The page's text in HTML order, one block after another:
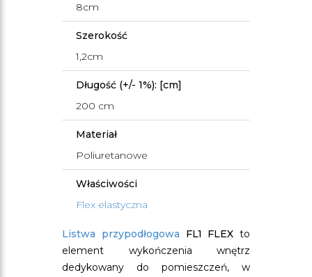
8cm
Szerokość
1,2cm
Długość (+/- 1%): [cm]
200 cm
Materiał
Poliuretanowe
Właściwości
Flex elastyczna
Listwa przypodłogowa FL1 FLEX to
element wykończenia wnętrz
dedykowany do pomieszczeń, w